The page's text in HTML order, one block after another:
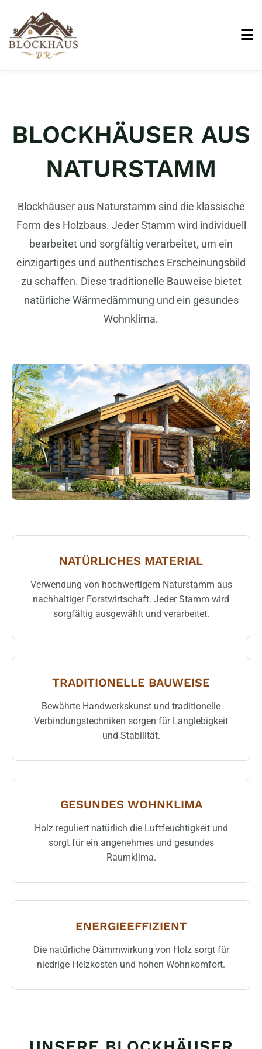
BLOCKHÄUSER AUS
NATURSTAMM
Blockhäuser aus Naturstamm sind die klassische
Form des Holzbaus. Jeder Stamm wird individuell
bearbeitet und sorgfältig verarbeitet, um ein
einzigartiges und authentisches Erscheinungsbild
zu schaffen. Diese traditionelle Bauweise bietet
natürliche Wärmedämmung und ein gesundes
Wohnklima.
NATÜRLICHES MATERIAL
Verwendung von hochwertigem Naturstamm aus
nachhaltiger Forstwirtschaft. Jeder Stamm wird
sorgfältig ausgewählt und verarbeitet.
TRADITIONELLE BAUWEISE
Bewährte Handwerkskunst und traditionelle
Verbindungstechniken sorgen für Langlebigkeit
und Stabilität.
GESUNDES WOHNKLIMA
Holz reguliert natürlich die Luftfeuchtigkeit und
sorgt für ein angenehmes und gesundes
Raumklima.
ENERGIEEFFIZIENT
Die natürliche Dämmwirkung von Holz sorgt für
niedrige Heizkosten und hohen Wohnkomfort.